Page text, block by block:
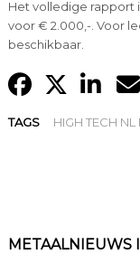
Het volledige rapport
voor € 2.000,-. Voor
beschikbaar.
TAGS HIGH TECH
METAALNIEUWS